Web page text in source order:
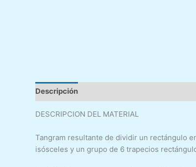
Descripción
DESCRIPCION DEL MATERIAL
Tangram resultante de dividir un rectángulo
isósceles y un grupo de 6 trapecios